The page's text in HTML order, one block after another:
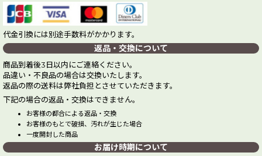
代金引換には別途手数料がかかります。
返品・交換について
商品到着後3日以内にご連絡ください。
品違い・不良品の場合は交換いたします。
返品の際の送料は弊社負担とさせていただきます。
下記の場合の返品・交換はできません。
お客様の都合による返品・交換
お客様のもとで破損、汚れが生じた場合
一度開封した商品
お届け時期について